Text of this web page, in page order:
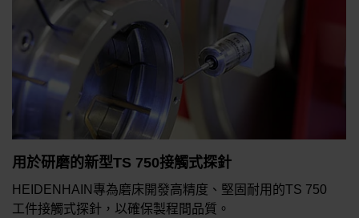
用於研磨的新型TS 750接觸式探針
HEIDENHAIN專為磨床開發高精度、堅固耐用的TS 750
工件接觸式探針，以確保製程間品質。